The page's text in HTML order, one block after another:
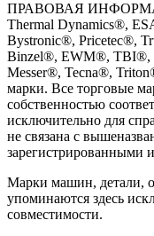
ПРАВОВАЯ
Thermal Dynamics®,
Bystronic®, Pricetec®,
Binzel®, EWM®, TBI®,
Messer®, Tecna®,
марки. Все торговые
собственностью
исключительно для
не связана с
зарегистрированными
Марки машин, детали,
упоминаются здесь
совместимости.